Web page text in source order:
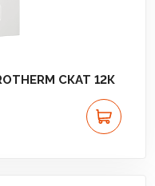
СКАТ 12К